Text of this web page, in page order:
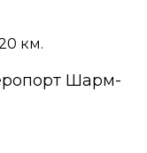
км.
Шарм-